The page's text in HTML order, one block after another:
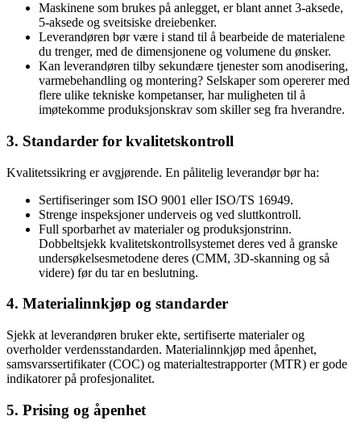
Maskinene som brukes på anlegget, er blant annet 3-aksede,
5-aksede og sveitsiske dreiebenker.
Leverandøren bør være i stand til å bearbeide de materialene
du trenger, med de dimensjonene og volumene du ønsker.
Kan leverandøren tilby sekundære tjenester som anodisering,
varmebehandling og montering? Selskaper som opererer med
flere ulike tekniske kompetanser, har muligheten til å
imøtekomme produksjonskrav som skiller seg fra hverandre.
3. Standarder for kvalitetskontroll
Kvalitetssikring er avgjørende. En pålitelig leverandør bør ha:
Sertifiseringer som ISO 9001 eller ISO/TS 16949.
Strenge inspeksjoner underveis og ved sluttkontroll.
Full sporbarhet av materialer og produksjonstrinn.
Dobbeltsjekk kvalitetskontrollsystemet deres ved å granske
undersøkelsesmetodene deres (CMM, 3D-skanning og så
videre) før du tar en beslutning.
4. Materialinnkjøp og standarder
Sjekk at leverandøren bruker ekte, sertifiserte materialer og
overholder verdensstandarden. Materialinnkjøp med åpenhet,
samsvarssertifikater (COC) og materialtestrapporter (MTR) er gode
indikatorer på profesjonalitet.
5. Prising og åpenhet